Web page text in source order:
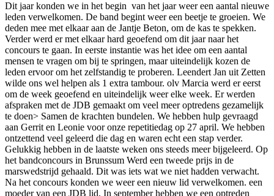
Dit jaar konden we in het begin van het jaar weer een aantal nieuwe
leden verwelkomen. De band begint weer een beetje te groeien. We
deden mee met elkaar aan de Jantje Beton, om de kas te spekken.
Verder werd er met elkaar hard geoefend om dit jaar naar het
concours te gaan. In eerste instantie was het idee om een aantal
mensen te vragen om bij te springen, maar uiteindelijk kozen de
leden ervoor om het zelfstandig te proberen. Leendert Jan uit Zetten
wilde ons wel helpen als 1 extra tambour. olv Marcia werd er eerst
om de week geoefend en uiteindelijk weer elke week. Er werden
afspraken met de JDB gemaakt om veel meer optredens gezamelijk
te doen> Samen de krachten bundelen. We hebben hulp gevraagd
aan Gerrit en Leonie voor onze repetitiedag op 27 april. We hebben
ontzettend veel geleerd die dag en waren echt een stap verder.
Gelukkig hebben in de laatste weken ons steeds meer bijgeleerd. Op
het bandconcours in Brunssum Werd een tweede prijs in de
marswedstrijd gehaald. Dit was iets wat we niet hadden verwacht.
Na het concours konden we weer een nieuw lid verwelkomen. een
moeder van een JDB lid. In september hebben we een optreden